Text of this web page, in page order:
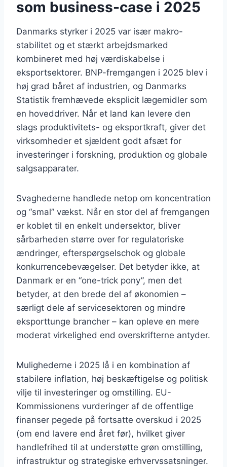
som business-case i 2025
Danmarks styrker i 2025 var især makro-
stabilitet og et stærkt arbejdsmarked
kombineret med høj værdiskabelse i
eksportsektorer. BNP-fremgangen i 2025 blev i
høj grad båret af industrien, og Danmarks
Statistik fremhævede eksplicit lægemidler som
en hoveddriver. Når et land kan levere den
slags produktivitets- og eksportkraft, giver det
virksomheder et sjældent godt afsæt for
investeringer i forskning, produktion og globale
salgsapparater.
Svaghederne handlede netop om koncentration
og “smal” vækst. Når en stor del af fremgangen
er koblet til en enkelt undersektor, bliver
sårbarheden større over for regulatoriske
ændringer, efterspørgselschok og globale
konkurrencebevægelser. Det betyder ikke, at
Danmark er en “one-trick pony”, men det
betyder, at den brede del af økonomien –
særligt dele af servicesektoren og mindre
eksporttunge brancher – kan opleve en mere
moderat virkelighed end overskrifterne antyder.
Mulighederne i 2025 lå i en kombination af
stabilere inflation, høj beskæftigelse og politisk
vilje til investeringer og omstilling. EU-
Kommissionens vurderinger af de offentlige
finanser pegede på fortsatte overskud i 2025
(om end lavere end året før), hvilket giver
handlefrihed til at understøtte grøn omstilling,
infrastruktur og strategiske erhvervssatsninger.